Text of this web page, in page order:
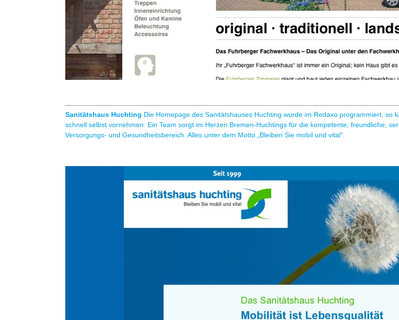
Sanitätshaus Huchting Die Homepage des Sanitätshauses Huchting wurde im Redaxo programmiert, so
schnell selbst vornehmen. Ein Team sorgt im Herzen Bremen-Huchtings für die kompetente, freundliche,
Versorgungs- und Gesundheitsbereich. Alles unter dem Motto „Bleiben Sie mobil und vital“.